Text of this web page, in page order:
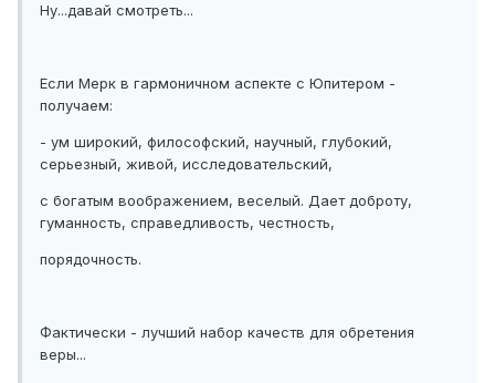
Ну...давай смотреть...
Если Мерк в гармоничном аспекте с Юпитером -
получаем:
- ум широкий, философский, научный, глубокий,
серьезный, живой, исследовательский,
с богатым воображением, веселый. Дает доброту,
гуманность, справедливость, честность,
порядочность.
Фактически - лучший набор качеств для обретения
веры...